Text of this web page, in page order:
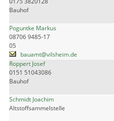
Bauhof
Poguntke Markus
08706 9485-17
05
bauamt@vilsheim.de
Roppert Josef
0151 51043086
Bauhof
Schmidt Joachim
Altstoffsammelstelle